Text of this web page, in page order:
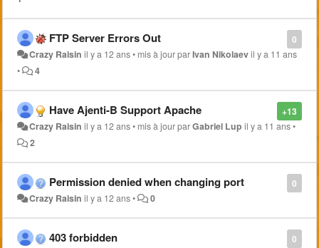
0
FTP Server Errors Out
Crazy Raisin il y a 12 ans• mis à jour parIvan Nikolaevil y a 11 ans
•
4
+13
Have Ajenti-B Support Apache
Crazy Raisin il y a 12 ans• mis à jour parGabriel Lup il y a 11 ans•
2
0
Permission denied when changing port
Crazy Raisin il y a 12 ans• 0
0
403 forbidden